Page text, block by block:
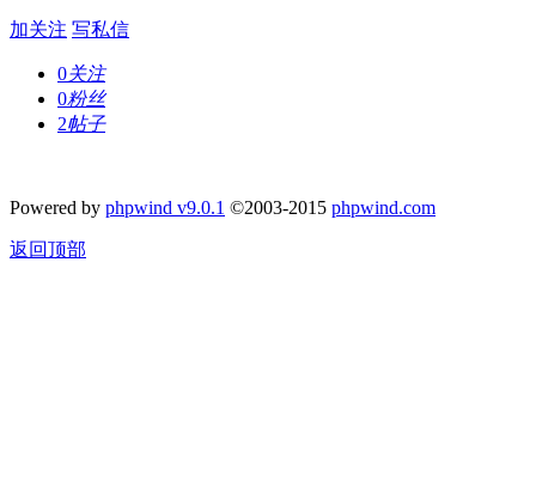
加关注 写私信
0关注
0粉丝
2帖子
Powered by phpwind v9.0.1 ©2003-2015 phpwind.com
返回顶部